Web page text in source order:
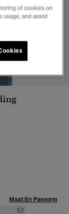
Maat En Pasvorm
of cookies on
usage, and assist